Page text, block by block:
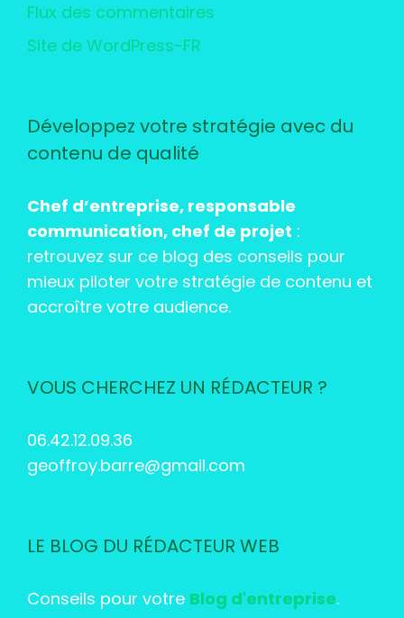
Flux des commentaires
Site de WordPress-FR
Développez votre stratégie avec du
contenu de qualité
Chef d’entreprise, responsable
communication, chef de projet :
retrouvez sur ce blog des conseils pour
mieux piloter votre stratégie de contenu et
accroître votre audience.
VOUS CHERCHEZ UN RÉDACTEUR ?
06.42.12.09.36
geoffroy.barre@gmail.com
LE BLOG DU RÉDACTEUR WEB
Conseils pour votre Blog d'entreprise.